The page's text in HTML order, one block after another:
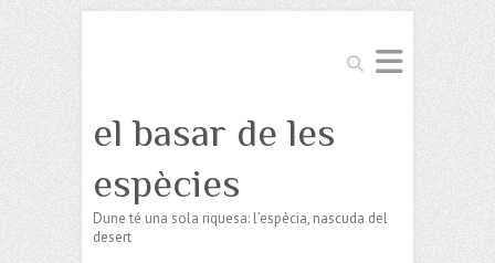
Search
el basar de les
espècies
Dune té una sola riquesa: l’espècia, nascuda del
desert